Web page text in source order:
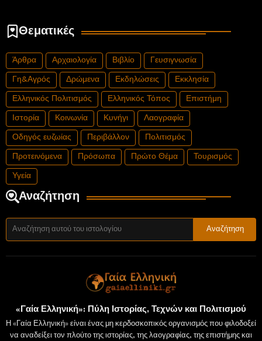
Θεματικές
Άρθρα Αρχαιολογία Βιβλίο Γευσιγνωσία
Γη&Αγρός Δρώμενα Εκδηλώσεις Εκκλησία
Ελληνικός Πολιτισμός Ελληνικός Τόπος Επιστήμη
Ιστορία Κοινωνία Κυνήγι Λαογραφία
Οδηγός ευζωίας Περιβάλλον Πολιτισμός
Προτεινόμενα Πρόσωπα Πρώτο Θέμα Τουρισμός
Υγεία
Αναζήτηση
«Γαία Ελληνική»: Πύλη Ιστορίας, Τεχνών και Πολιτισμού
Η «Γαία Ελληνική» είναι ένας μη κερδοσκοπικός οργανισμός που φιλοδοξεί
να αναδείξει τον πλούτο της ιστορίας, της λαογραφίας, της επιστήμης και